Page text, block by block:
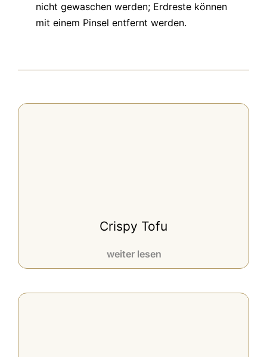
nicht gewaschen werden; Erdreste können
mit einem Pinsel entfernt werden.
Crispy Tofu
weiter lesen